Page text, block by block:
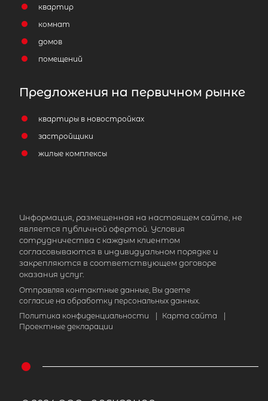
квартир
комнат
домов
помещений
Предложения на первичном рынке
квартиры в новостройках
застройщики
жилые комплексы
Информация, размещенная на настоящем сайте, не
является публичной офертой. Условия
сотрудничества с каждым клиентом
согласовываются в индивидуальном порядке и
закрепляются в соответствующем договоре
оказания услуг.
Отправляя контактные данные, Вы даете
согласие на обработку персональных данных.
Политика конфиденциальности
| Карта сайта
|
Проектные декларации